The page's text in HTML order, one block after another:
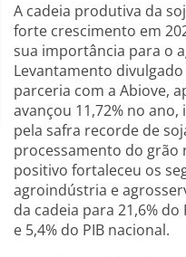
A cadeia produtiva da
forte crescimento em
sua importância para o
Levantamento divulgado
parceria com a Abiove,
avançou 11,72% no
pela safra recorde de
processamento do grão
positivo fortaleceu os
agroindústria e
da cadeia para 21,6%
e 5,4% do PIB nacional.